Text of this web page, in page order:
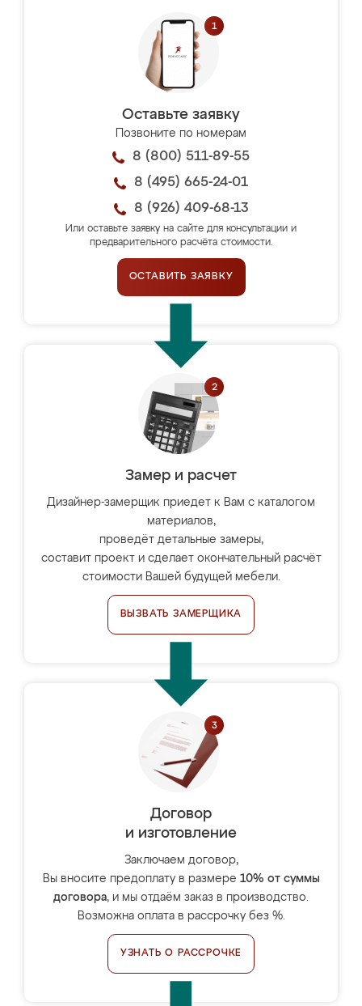
Оставьте заявку
Позвоните по номерам
8 (800) 511-89-55
8 (495) 665-24-01
8 (926) 409-68-13
Или оставьте заявку на сайте для консультации и
предварительного расчёта стоимости.
ОСТАВИТЬ ЗАЯВКУ
Замер и расчет
Дизайнер-замерщик приедет к Вам с каталогом
материалов,
проведёт детальные замеры,
составит проект и сделает окончательный расчёт
стоимости Вашей будущей мебели.
ВЫЗВАТЬ ЗАМЕРЩИКА
Договор
и изготовление
Заключаем договор,
Вы вносите предоплату в размере 10% от суммы
договора, и мы отдаём заказ в производство.
Возможна оплата в рассрочку без %.
УЗНАТЬ О РАССРОЧКЕ